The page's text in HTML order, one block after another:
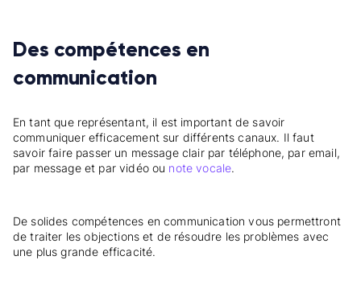
Des compétences en
communication
En tant que représentant, il est important de savoir
communiquer efficacement sur différents canaux. Il faut
savoir faire passer un message clair par téléphone, par email,
par message et par vidéo ou note vocale.
De solides compétences en communication vous permettront
de traiter les objections et de résoudre les problèmes avec
une plus grande efficacité.